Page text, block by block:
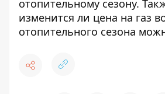
отопительному сезону.
изменится ли цена на газ
отопительного сезона